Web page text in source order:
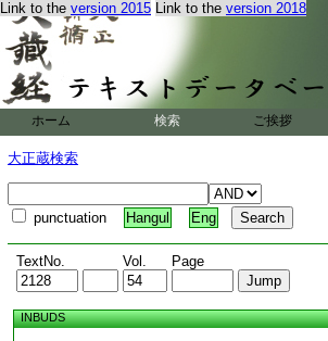
Link to the version 2015 Link to the version 2018
ホーム 検索 ご挨拶
大正蔵検索
punctuation Hangul Eng
TextNo. Vol. Page
INBUDS